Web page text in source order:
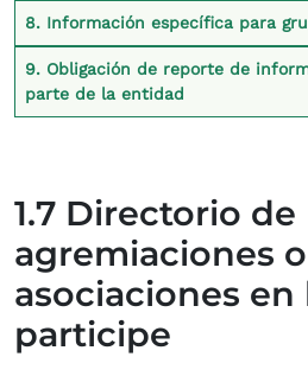
8. Información específica para
9. Obligación de reporte de
parte de la entidad
1.7 Directorio de
agremiaciones o
asociaciones en
participe